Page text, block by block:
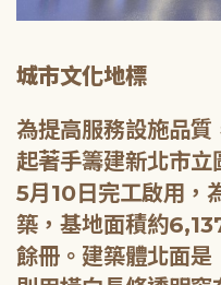
城市文化地標
為提高服務設施品
起著手籌建新北市
5月10日完工啟用，
築，基地面積約
餘冊。建築體北面